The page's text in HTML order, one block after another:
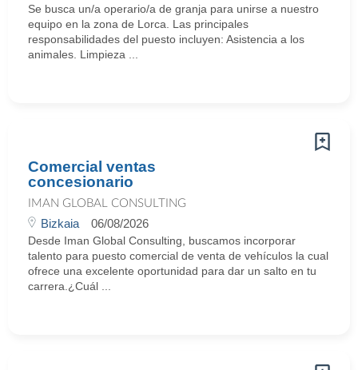
Se busca un/a operario/a de granja para unirse a nuestro
equipo en la zona de Lorca. Las principales
responsabilidades del puesto incluyen: Asistencia a los
animales. Limpieza ...
Comercial ventas
concesionario
IMAN GLOBAL CONSULTING
Bizkaia 06/08/2026
Desde Iman Global Consulting, buscamos incorporar
talento para puesto comercial de venta de vehículos la cual
ofrece una excelente oportunidad para dar un salto en tu
carrera.¿Cuál ...